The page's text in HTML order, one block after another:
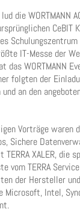
die WORTMANN
IT-Messe der
das WORTMANN
folgten der
an den
Vorträge waren
Sichere
XALER, die
vom TERRA
der Hersteller und
Intel,